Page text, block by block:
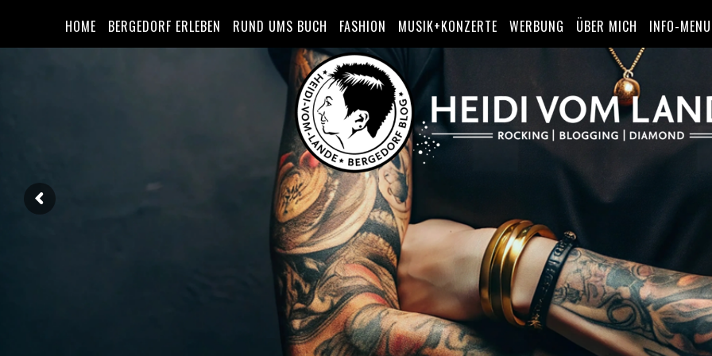
HOME BERGEDORF ERLEBEN RUND UMS BUCH FASHION MUSIK+KONZERTE WERBUNG ÜBER MICH INFO-